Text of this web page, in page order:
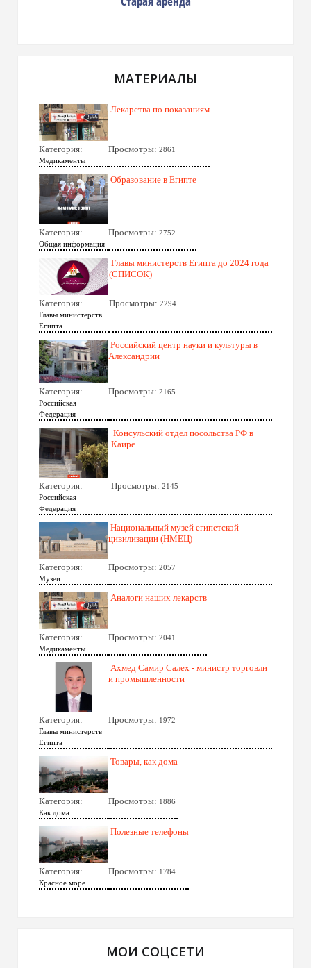
МАТЕРИАЛЫ
Лекарства по показаниям
Категория:
Медикаменты
Просмотры: 2861
Образование в Египте
Категория:
Общая информация
Просмотры: 2752
Главы министерств Египта до 2024 года
(СПИСОК)
Категория:
Главы министерств
Египта
Просмотры: 2294
Российский центр науки и культуры в
Александрии
Категория:
Российская
Федерация
Просмотры: 2165
Консульский отдел посольства РФ в
Каире
Категория:
Российская
Федерация
Просмотры: 2145
Национальный музей египетской
цивилизации (НМЕЦ)
Категория:
Музеи
Просмотры: 2057
Аналоги наших лекарств
Категория:
Медикаменты
Просмотры: 2041
Ахмед Самир Салех - министр торговли
и промышленности
Категория:
Главы министерств
Египта
Просмотры: 1972
Товары, как дома
Категория:
Как дома
Просмотры: 1886
Полезные телефоны
Категория:
Красное море
Просмотры: 1784
МОИ СОЦСЕТИ